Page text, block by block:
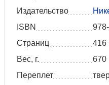
Издательство
ISBN
Страниц
416
Вес, г.
670
Переплет